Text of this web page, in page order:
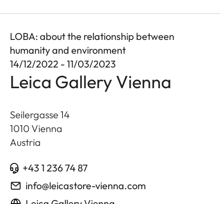
LOBA: about the relationship between
humanity and environment
14/12/2022 - 11/03/2023
Leica Gallery Vienna
Seilergasse 14
1010 Vienna
Austria
+43 1 236 74 87
info@leicastore-vienna.com